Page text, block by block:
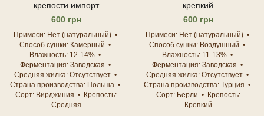
крепости импорт
600 грн
Примеси
Нет (натуральный)
Способ сушки
Камерный
Влажность 12-14%
Ферментация Заводская
Средняя жилка Отсутствует
Страна производства Польша
Сорт Вирджиния
Крепость
Средняя
крепкий
600 грн
Примеси
Нет (натуральный)
Способ сушки
Воздушный
Влажность 11-13%
Ферментация Заводская
Средняя жилка Отсутствует
Страна производства Турция
Сорт
Берли
Крепость
Крепкий